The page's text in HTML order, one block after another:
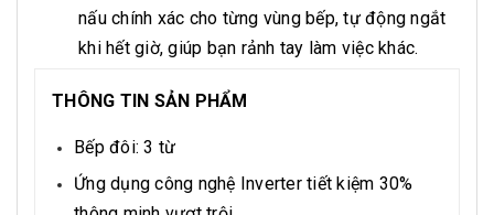
nấu chính xác cho từng vùng bếp, tự động ngắt
khi hết giờ, giúp bạn rảnh tay làm việc khác.
THÔNG TIN SẢN PHẨM
Bếp đôi: 3 từ
Ứng dụng công nghệ Inverter tiết kiệm 30%